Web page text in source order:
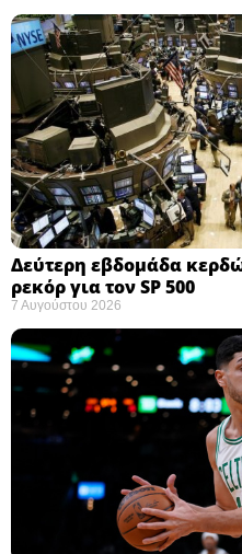
Δεύτερη εβδομάδα
ρεκόρ για τον SP 500
7 Αυγούστου 2026